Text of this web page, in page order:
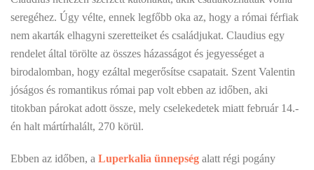
seregéhez. Úgy vélte, ennek legfőbb oka az, hogy a római férfiak
nem akarták elhagyni szeretteiket és családjukat. Claudius egy
rendelet által törölte az összes házasságot és jegyességet a
birodalomban, hogy ezáltal megerősítse csapatait. Szent Valentin
jóságos és romantikus római pap volt ebben az időben, aki
titokban párokat adott össze, mely cselekedetek miatt február 14.-
én halt mártírhalált, 270 körül.
Ebben az időben, a Luperkalia ünnepség alatt régi pogány